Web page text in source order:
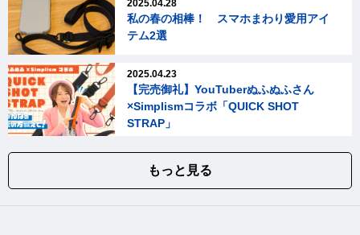
2025.04.28
私の春の相棒！ スマホまわり愛用アイ
テム2選
2025.04.23
【完売御礼】YouTuberぬふぬふさん
×Simplismコラボ「QUICK SHOT
STRAP」
もっと見る